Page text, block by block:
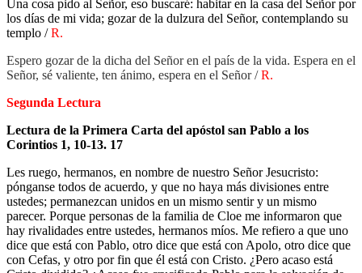
Una cosa pido al Señor, eso buscaré: habitar en la casa del Señor por
los días de mi vida; gozar de la dulzura del Señor, contemplando su
templo /R.
Espero gozar de la dicha del Señor en el país de la vida. Espera en el
Señor, sé valiente, ten ánimo, espera en el Señor /R.
Segunda Lectura
Lectura de la Primera Carta del apóstol san Pablo a los
Corintios 1, 10-13. 17
Les ruego, hermanos, en nombre de nuestro Señor Jesucristo:
pónganse todos de acuerdo, y que no haya más divisiones entre
ustedes; permanezcan unidos en un mismo sentir y un mismo
parecer. Porque personas de la familia de Cloe me informaron que
hay rivalidades entre ustedes, hermanos míos. Me refiero a que uno
dice que está con Pablo, otro dice que está con Apolo, otro dice que
con Cefas, y otro por fin que él está con Cristo. ¿Pero acaso está